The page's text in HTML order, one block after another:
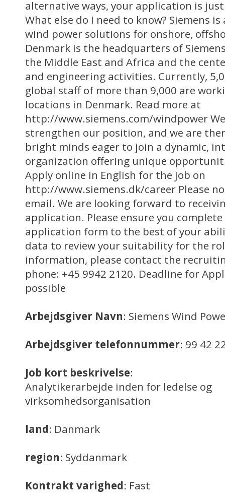
alternative ways, your application is
What else do I need to know? Siemens
wind power solutions for onshore,
Denmark is the headquarters of
the Middle East and Africa and the
and engineering activities. Currently,
global staff of more than 9,000 are
locations in Denmark. Read more at
http://www.siemens.com/windpower
strengthen our position, and we are
bright minds eager to join a dynamic,
organization offering unique
Apply online in English for the job on
http://www.siemens.dk/career Please
email. We are looking forward to
application. Please ensure you
application form to the best of your
data to review your suitability for the
information, please contact the
phone: +45 9942 2120. Deadline for
possible
Arbejdsgiver Navn: Siemens Wind
Arbejdsgiver telefonnummer: 99 42
Job kort beskrivelse:
Analytikerarbejde inden for ledelse og
virksomhedsorganisation
land: Danmark
region: Syddanmark
Kontrakt varighed: Fast